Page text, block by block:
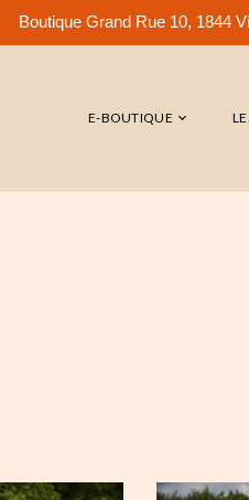
Boutique Grand Rue 10, 1844
E-BOUTIQUE